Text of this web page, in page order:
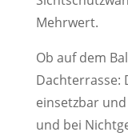
Mehrwert.
Ob auf dem
Dachterrasse:
einsetzbar
und bei